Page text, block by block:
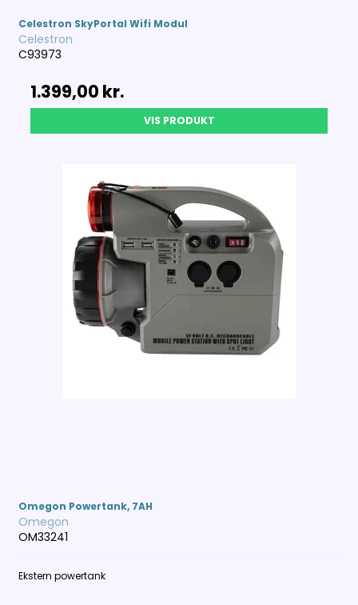
Celestron SkyPortal Wifi Modul
Celestron
C93973
1.399,00 kr.
VIS PRODUKT
Omegon Powertank, 7AH
Omegon
OM33241
Ekstern powertank